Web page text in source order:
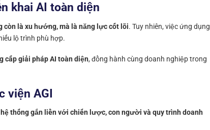
khai AI toàn diện
còn là xu hướng, mà là năng lực cốt lõi. Tuy nhiên, việc ứng dụng
lộ trình phù hợp.
cấp giải pháp AI toàn diện, đồng hành cùng doanh nghiệp trong
viện AGI
thống gắn liền với chiến lược, con người và quy trình doanh